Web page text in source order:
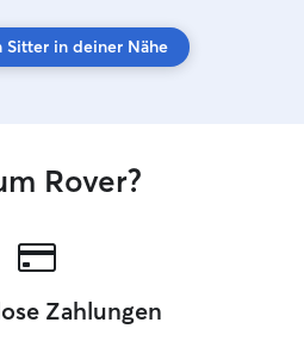
Sitter in deiner Nähe
Rover?
Zahlungen